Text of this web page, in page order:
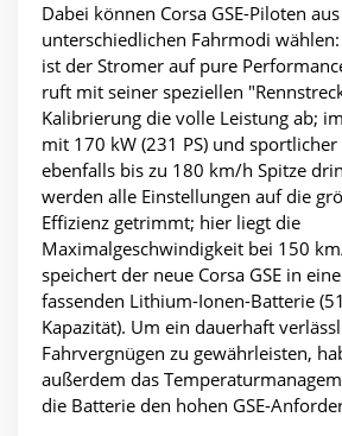
Dabei können Corsa GSE-Piloten
unterschiedlichen Fahrmodi
ist der Stromer auf pure
ruft mit seiner speziellen
Kalibrierung die volle Leistung ab;
mit 170 kW (231 PS) und
ebenfalls bis zu 180 km/h Spitze
werden alle Einstellungen auf die
Effizienz getrimmt; hier liegt die
Maximalgeschwindigkeit bei 150
speichert der neue Corsa GSE in
fassenden Lithium-Ionen-Batterie
Kapazität). Um ein dauerhaft
Fahrvergnügen zu gewährleisten,
außerdem das
die Batterie den hohen GSE-